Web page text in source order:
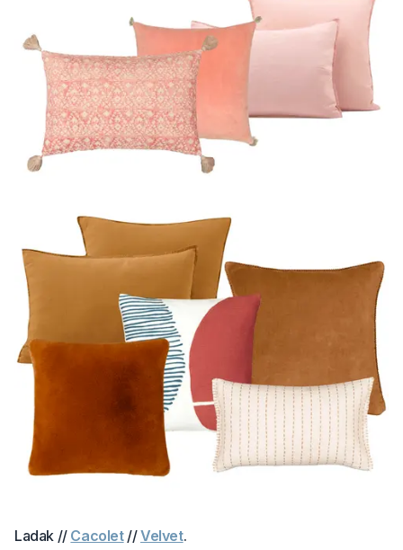
Ladak // Cacolet//Velvet.